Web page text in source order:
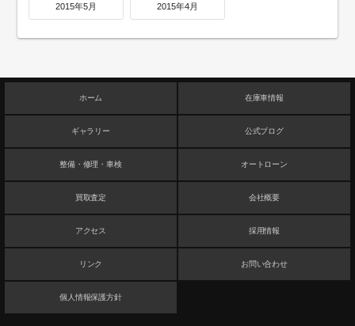
2015年5月 2015年4月
ホーム 在庫車情報
ギャラリー 公式ブログ
整備・修理・車検 オートローン
買取査定 会社概要
アクセス 採用情報
リンク お問い合わせ
個人情報保護方針